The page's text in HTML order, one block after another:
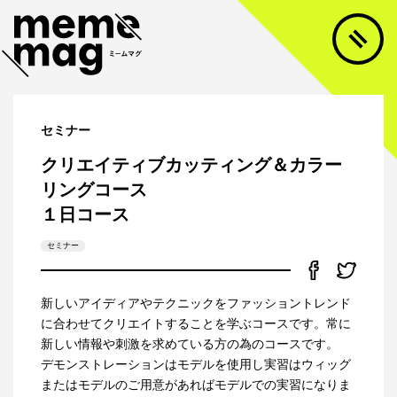
セミナー
クリエイティブカッティング＆カラー
リングコース
１日コース
セミナー
新しいアイディアやテクニックをファッショントレンド
に合わせてクリエイトすることを学ぶコースです。常に
新しい情報や刺激を求めている方の為のコースです。
デモンストレーションはモデルを使用し実習はウィッグ
またはモデルのご用意があればモデルでの実習になりま